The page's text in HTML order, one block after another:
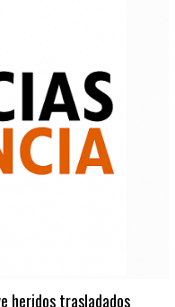
heridos trasladados